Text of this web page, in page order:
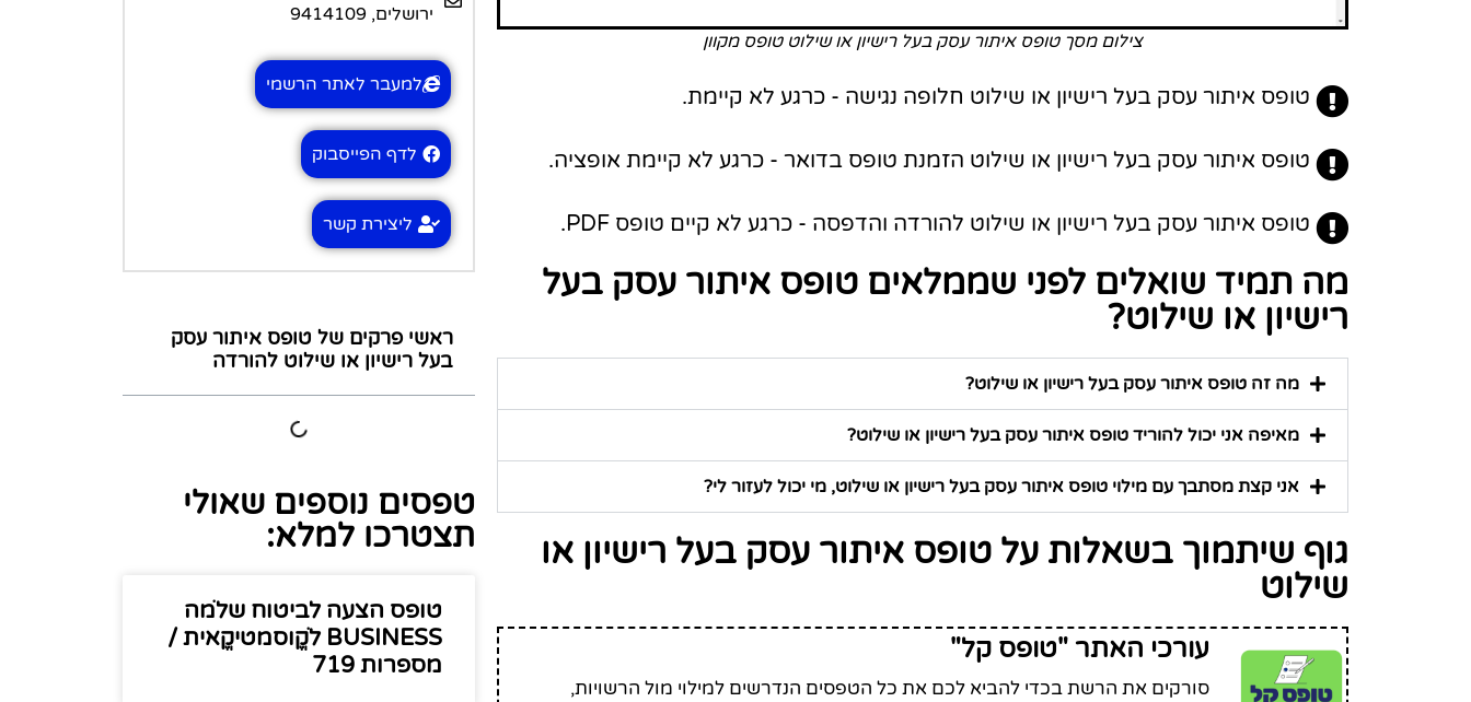
צילום מסך טופס איתור עסק בעל רישיון או שילוט טופס מקוון
טופס איתור עסק בעל רישיון או שילוט חלופה נגישה - כרגע לא קיימת.
טופס איתור עסק בעל רישיון או שילוט הזמנת טופס בדואר - כרגע לא קיימת אופציה.
טופס איתור עסק בעל רישיון או שילוט להורדה והדפסה - כרגע לא קיים טופס PDF.
מה תמיד שואלים לפני שממלאים טופס איתור עסק בעל
רישיון או שילוט?
מה זה טופס איתור עסק בעל רישיון או שילוט?
מאיפה אני יכול להוריד טופס איתור עסק בעל רישיון או שילוט?
אני קצת מסתבך עם מילוי טופס איתור עסק בעל רישיון או שילוט, מי יכול לעזור לי?
גוף שיתמוך בשאלות על טופס איתור עסק בעל רישיון או
שילוט
עורכי האתר "טופס קל"
סורקים את הרשת בכדי להביא לכם את כל הטפסים הנדרשים למילוי מול הרשויות,
ירושלים, 9414109
למעבר לאתר הרשמי
לדף הפייסבוק
ליצירת קשר
ראשי פרקים של טופס איתור עסק
בעל רישיון או שילוט להורדה
טפסים נוספים שאולי
תצטרכו למלא:
טופס הצעה לביטוח שלֹמה
BUSINESS לֹקֱוסמטיקֱאית /
מספרות 719